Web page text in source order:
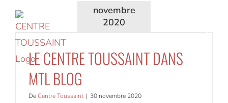
Accéder
contenu
novembre
2020
LE CENTRE TOUSSAINT DANS
MTL BLOG
DeCentre Toussaint | 30 novembre 2020